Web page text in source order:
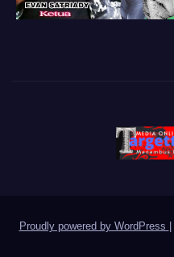
Proudly powered by WordPress |